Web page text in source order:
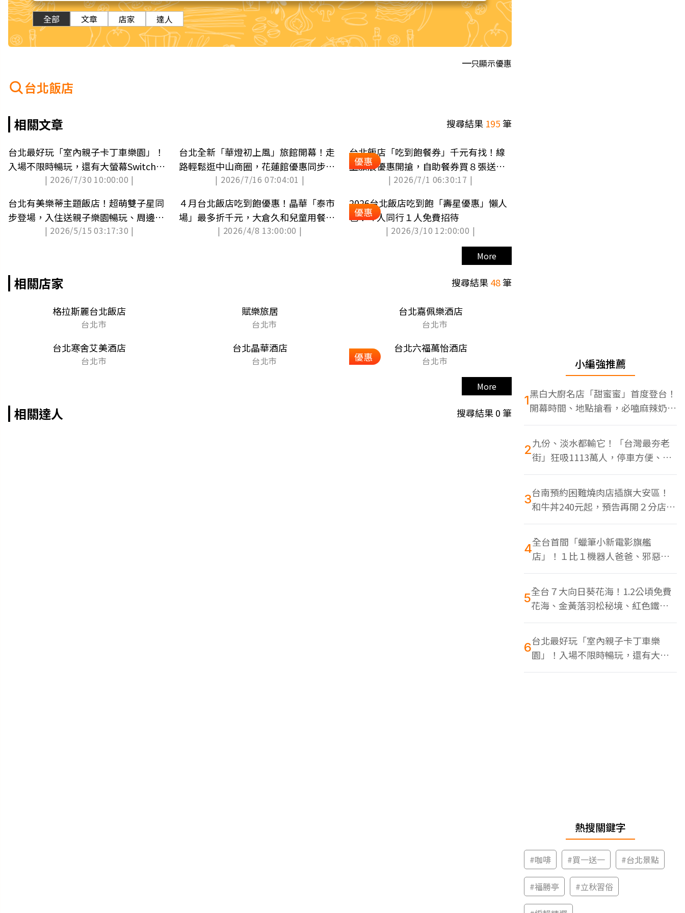
全部 文章 店家 達人
只顯示優惠
台北飯店
相關文章 搜尋結果 195筆
台北最好玩「室內親子卡丁車樂園」！
入場不限時暢玩，還有大螢幕Switch遊
| 2026/7/30 10:00:00 |
台北全新「華燈初上風」旅館開幕！走
路輕鬆逛中山商圈，花蓮館優惠同步登
| 2026/7/16 07:04:01 |
優惠
台北飯店「吃到飽餐券」千元有找！線
上旅展優惠開搶，自助餐券買８張送１
| 2026/7/1 06:30:17 |
台北有美樂蒂主題飯店！超萌雙子星同
步登場，入住送親子樂園暢玩、周邊禮
| 2026/5/15 03:17:30 |
４月台北飯店吃到飽優惠！晶華「泰市
場」最多折千元，大倉久和兒童用餐免
| 2026/4/8 13:00:00 |
優惠
2026台北飯店吃到飽「壽星優惠」懶人
包！４人同行１人免費招待
| 2026/3/10 12:00:00 |
More
相關店家 搜尋結果48筆
格拉斯麗台北飯店
台北市
賦樂旅居
台北市
台北嘉佩樂酒店
台北市
台北寒舍艾美酒店
台北市
台北晶華酒店
台北市 優惠
台北六福萬怡酒店
台北市
More
相關達人 搜尋結果0筆
小編強推薦
1黑白大廚名店「甜蜜蜜」首度登台！
開幕時間、地點搶看，必嗑麻辣奶油
蝦
2九份、淡水都輸它！「台灣最夯老
街」狂吸1113萬人，停車方便、特
色美食多
3台南預約困難燒肉店插旗大安區！
和牛丼240元起，預告再開２分店、
地點曝光
4全台首間「蠟筆小新電影旗艦
店」！１比１機器人爸爸、邪惡正
男，百款周邊買翻
5全台７大向日葵花海！1.2公頃免費
花海、金黃落羽松秘境、紅色鐵橋
同框
6台北最好玩「室內親子卡丁車樂
園」！入場不限時暢玩，還有大螢
幕Switch遊戲區
熱搜關鍵字
#咖啡 #買一送一 #台北景點
#福勝亭 #立秋習俗